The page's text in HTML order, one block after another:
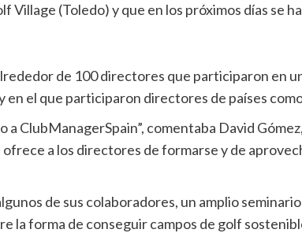
(Toledo) y que en los próximos días se
de 100 directores que participaron en
el que participaron directores de países
ClubManagerSpain”, comentaba David
a los directores de formarse y de
de sus colaboradores, un amplio
la forma de conseguir campos de golf